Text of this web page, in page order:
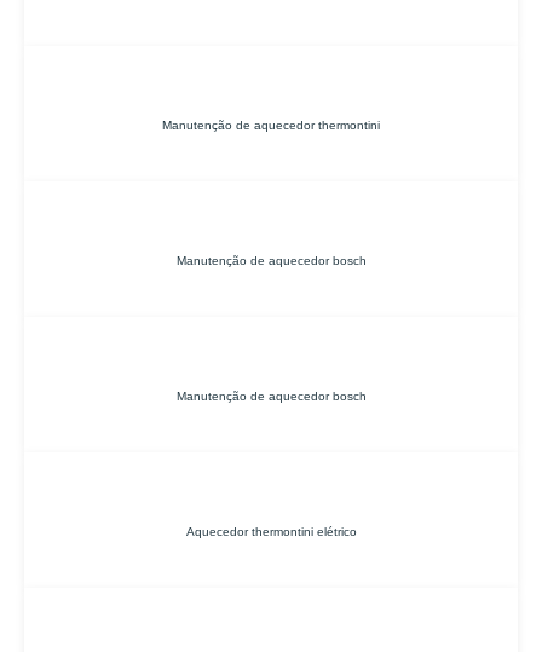
Manutenção de aquecedor thermontini
Manutenção de aquecedor bosch
Manutenção de aquecedor bosch
Aquecedor thermontini elétrico